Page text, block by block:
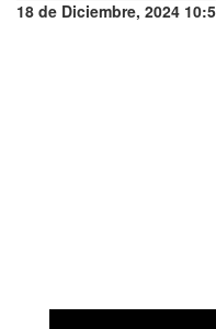
18 de Diciembre, 2024